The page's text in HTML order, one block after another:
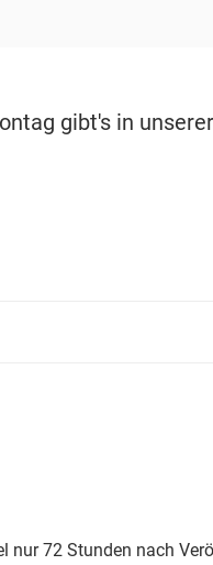
gibt's in unserer
nur 72 Stunden nach